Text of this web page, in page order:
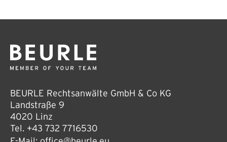
BEURLE Rechtsanwälte GmbH & Co KG
Landstraße 9
4020 Linz
Tel. +43 732 7716530